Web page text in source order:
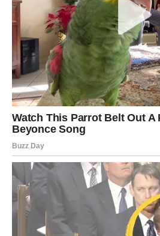
Zvijezde vam donose
vam mogla potpuno promijeniti
Vrijeme je da vjerujete sebi više
Veliko iznenađenje ulazi
Pred vama su veoma posebni
RIBE
Ribe ulaze u jedan od najnježnijih
života.